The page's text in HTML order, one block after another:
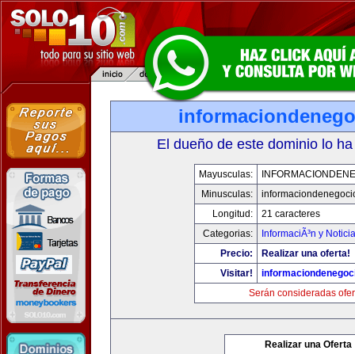
El dueño de este dominio lo
Mayusculas:
Minusculas:
Longitud:
21 caracteres
Categorias:
InformaciÃ³n y
Precio:
Realizar una oferta!
Visitar!
Serán consideradas
Realizar una Oferta